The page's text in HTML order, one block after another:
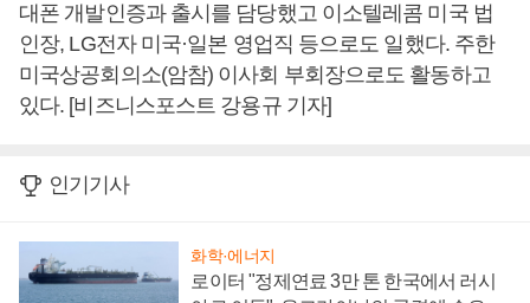
대폰 개발인증과 출시를 담당했고 이소텔레콤 미국 법
인장, LG전자 미국·일본 영업직 등으로도 일했다. 주한
미국상공회의소(암참) 이사회 부회장으로도 활동하고
있다. [비즈니스포스트 강용규 기자]
인기기사
화학·에너지
로이터 "정제연료 3만 톤 한국에서 러시